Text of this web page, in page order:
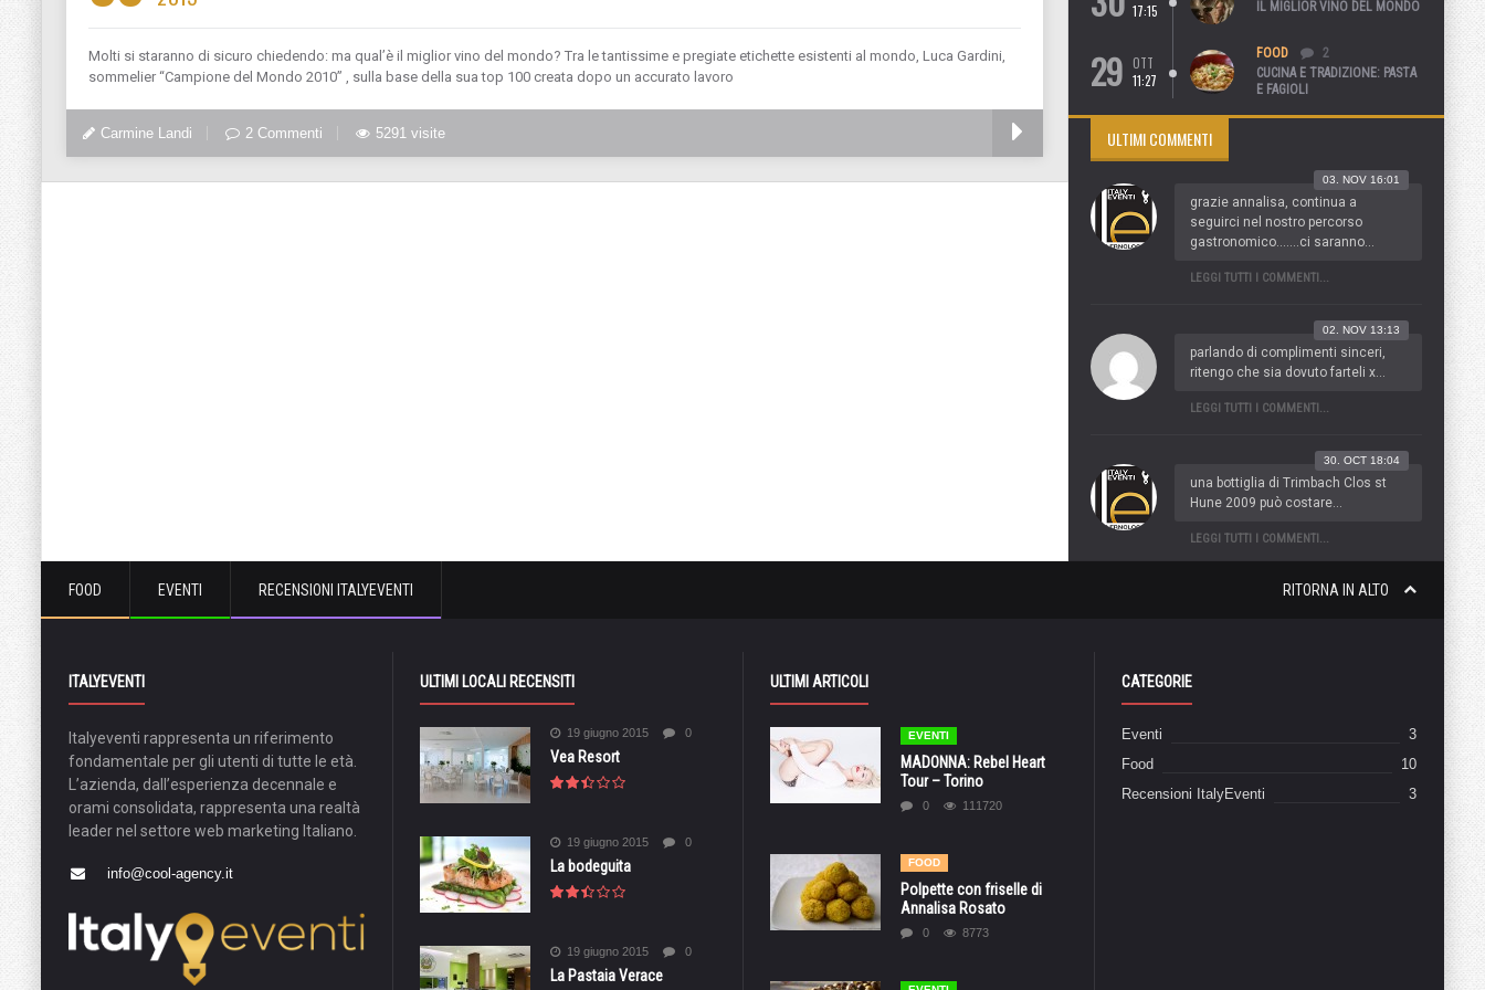
Molti si staranno di sicuro chiedendo: ma qual’è il miglior vino del mondo? Tra le tantissime e pregiate etichette esistenti al mondo, Luca Gardini,
sommelier “Campione del Mondo 2010” , sulla base della sua top 100 creata dopo un accurato lavoro
Carmine Landi 2 Commenti 5291 visite
17:15
IL MIGLIOR VINO DEL MONDO
29
OTT
11:27
FOOD
2
CUCINA E TRADIZIONE: PASTA
E FAGIOLI
ULTIMI COMMENTI
03. NOV 16:01
grazie annalisa, continua a
seguirci nel nostro percorso
gastronomico.......ci saranno...
LEGGI TUTTI I COMMENTI...
02. NOV 13:13
parlando di complimenti sinceri,
ritengo che sia dovuto farteli x...
LEGGI TUTTI I COMMENTI...
30. OCT 18:04
una bottiglia di Trimbach Clos st
Hune 2009 può costare...
LEGGI TUTTI I COMMENTI...
RITORNA IN ALTO
FOOD EVENTI RECENSIONI ITALYEVENTI
ITALYEVENTI
Italyeventi rappresenta un riferimento
fondamentale per gli utenti di tutte le età.
L’azienda, dall’esperienza decennale e
orami consolidata, rappresenta una realtà
leader nel settore web marketing Italiano.
info@cool-agency.it
ULTIMI LOCALI RECENSITI
19 giugno 2015 0
Vea Resort
19 giugno 2015 0
La bodeguita
19 giugno 2015 0
La Pastaia Verace
ULTIMI ARTICOLI
EVENTI
MADONNA: Rebel Heart
Tour – Torino
0 111720
FOOD
Polpette con friselle di
Annalisa Rosato
0 8773
CATEGORIE
Eventi
3
Food
10
Recensioni ItalyEventi
3